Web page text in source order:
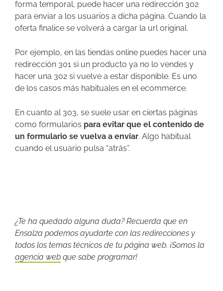
forma temporal, puede hacer una redirección 302
para enviar a los usuarios a dicha página. Cuando la
oferta finalice se volverá a cargar la url original.
Por ejemplo, en las tiendas online puedes hacer una
redirección 301 si un producto ya no lo vendes y
hacer una 302 si vuelve a estar disponible. Es uno
de los casos más habituales en el ecommerce.
En cuanto al 303, se suele usar en ciertas páginas
como formularios para evitar que el contenido de
un formulario se vuelva a enviar. Algo habitual
cuando el usuario pulsa “atrás”.
¿Te ha quedado alguna duda? Recuerda que en
Ensalza podemos ayudarte con las redirecciones y
todos los temas técnicos de tu página web. ¡Somos la
agencia web que sabe programar!